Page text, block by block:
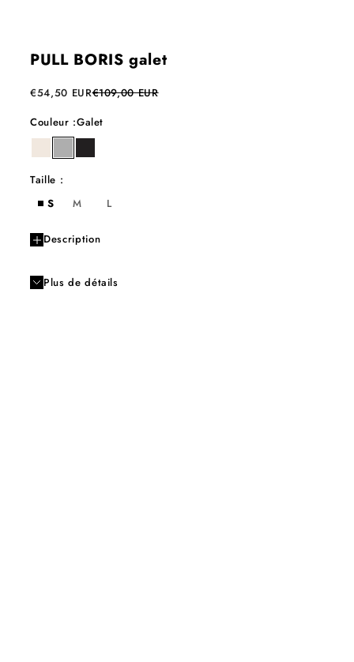
PULL BORIS galet
Prix de vente
€54,50 EURPrix normal
€109,00 EUR
Couleur :Galet
milkgaletebene
Taille :
S
M L
Description
Plus de détails